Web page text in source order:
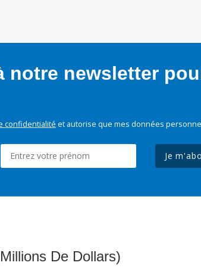
notre newsletter
confidentialité et autorise que mes données
Je
De Dollars)